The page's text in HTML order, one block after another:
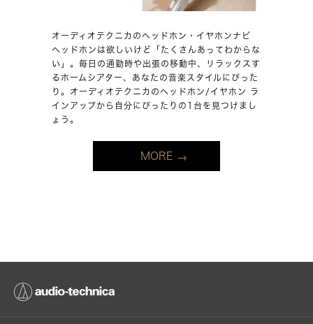
オーディオテクニカのヘッドホン・イヤホンナビ
ヘッドホンは欲しいけど「たくさんあってわからな
い」。毎日の通勤時や出張の移動中、リラックスす
るホームシアター、あなたの音楽スタイルにぴった
り。オーディオテクニカのヘッドホン/イヤホン ラ
インアップから自分にぴったりの1台を見つけまし
ょう。
MORE